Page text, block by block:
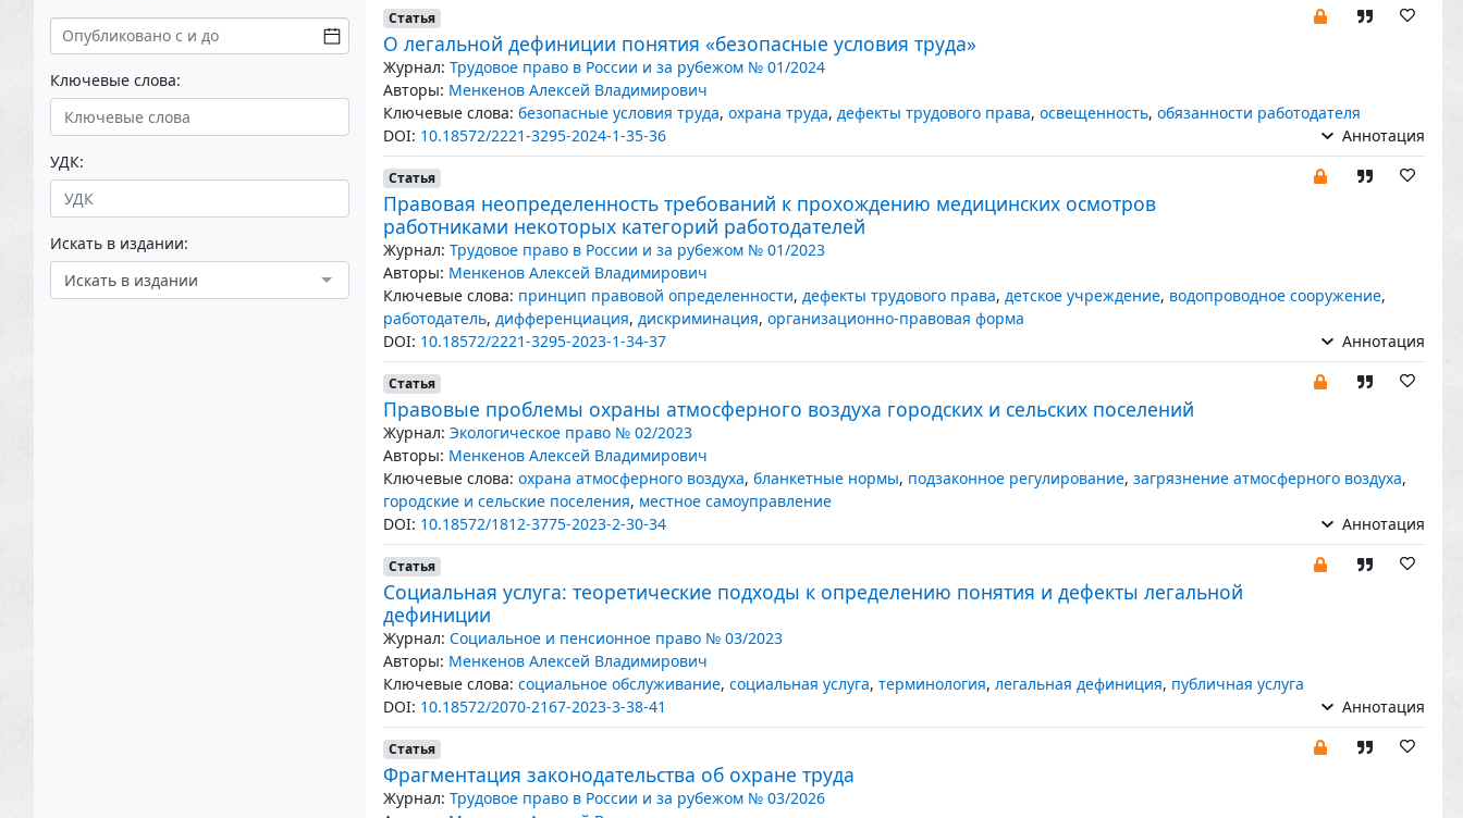
Ключевые слова:
УДК:
Искать в издании:
Искать в издании
Статья
О легальной дефиниции понятия «безопасные условия труда»
Журнал: Трудовое право в России и за рубежом № 01/2024
Авторы: Менкенов Алексей Владимирович
Ключевые слова: безопасные условия труда, охрана труда, дефекты трудового права, освещенность, обязанности работодателя
DOI: 10.18572/2221-3295-2024-1-35-36 Аннотация
Статья
Правовая неопределенность требований к прохождению медицинских осмотров
работниками некоторых категорий работодателей
Журнал: Трудовое право в России и за рубежом № 01/2023
Авторы: Менкенов Алексей Владимирович
Ключевые слова: принцип правовой определенности, дефекты трудового права, детское учреждение, водопроводное сооружение,
работодатель, дифференциация, дискриминация, организационно-правовая форма
DOI: 10.18572/2221-3295-2023-1-34-37 Аннотация
Статья
Правовые проблемы охраны атмосферного воздуха городских и сельских поселений
Журнал: Экологическое право № 02/2023
Авторы: Менкенов Алексей Владимирович
Ключевые слова: охрана атмосферного воздуха, бланкетные нормы, подзаконное регулирование, загрязнение атмосферного воздуха,
городские и сельские поселения, местное самоуправление
DOI: 10.18572/1812-3775-2023-2-30-34 Аннотация
Статья
Социальная услуга: теоретические подходы к определению понятия и дефекты легальной
дефиниции
Журнал: Социальное и пенсионное право № 03/2023
Авторы: Менкенов Алексей Владимирович
Ключевые слова: социальное обслуживание, социальная услуга, терминология, легальная дефиниция, публичная услуга
DOI: 10.18572/2070-2167-2023-3-38-41 Аннотация
Статья
Фрагментация законодательства об охране труда
Журнал: Трудовое право в России и за рубежом № 03/2026